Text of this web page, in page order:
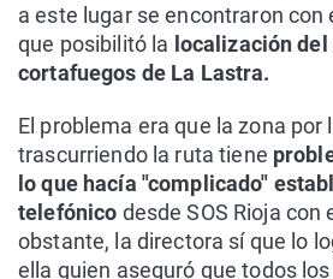
a este lugar se encontraron con
que posibilitó la localización del
cortafuegos de La Lastra.
El problema era que la zona por
trascurriendo la ruta tiene
lo que hacía "complicado"
telefónico desde SOS Rioja con
obstante, la directora sí que lo
ella quien aseguró que todos